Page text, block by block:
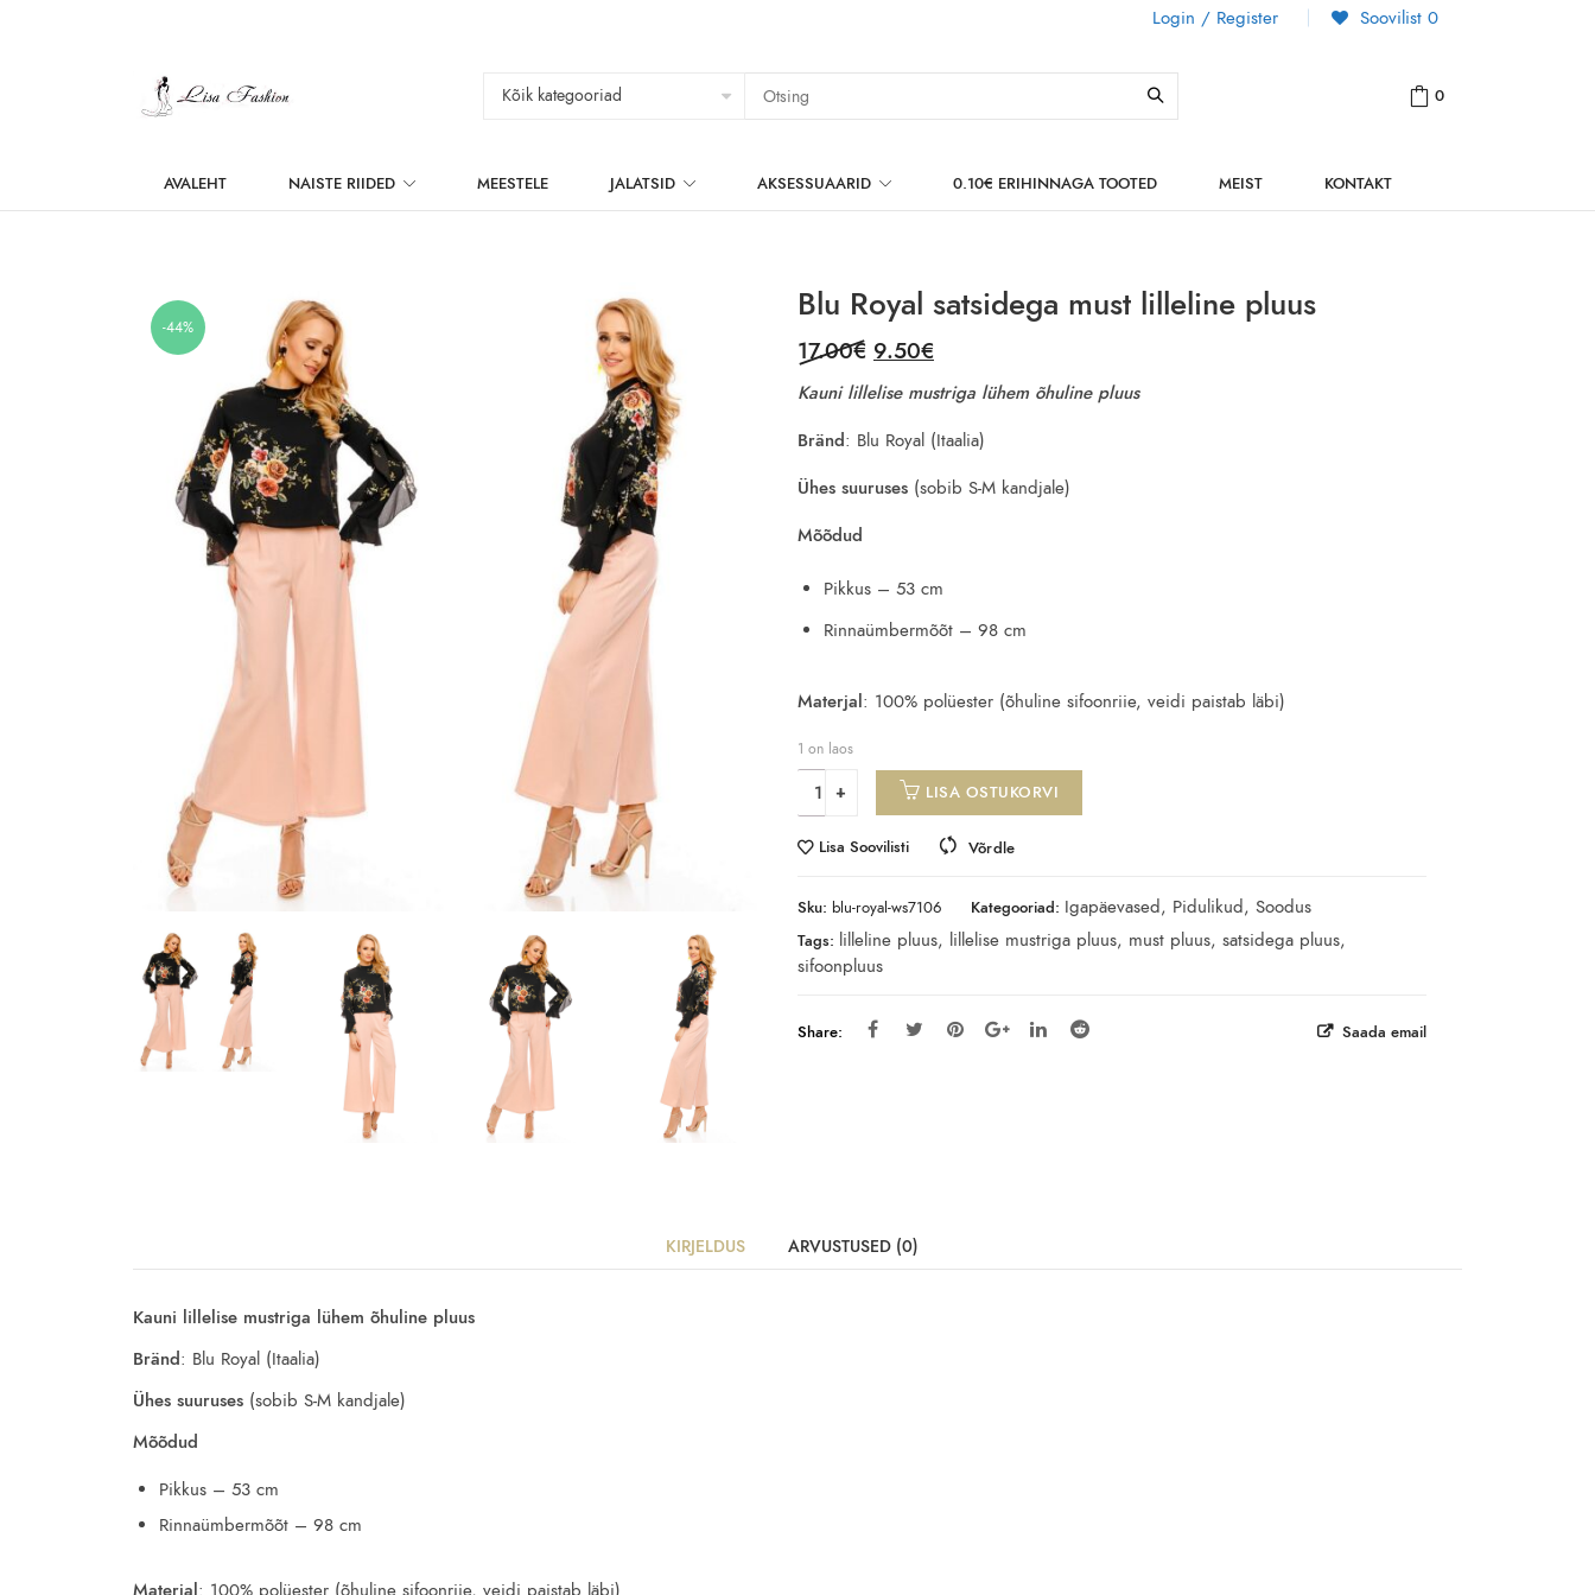
Login / Register Soovilist 0
0
AVALEHT NAISTE RIIDED MEESTELE JALATSID AKSESSUAARID 0.10€ ERIHINNAGA TOOTED MEIST KONTAKT
-44%
Blu Royal satsidega must lilleline pluus
17.00€ Original
price
17.00€.
9.50€
price
9.50€.
Kauni lillelise mustriga lühem õhuline pluus
Bränd: Blu Royal (Itaalia)
Ühes suuruses (sobib S-M kandjale)
Mõõdud
Pikkus – 53 cm
Rinnaümbermõõt – 98 cm
Materjal: 100% polüester (õhuline sifoonriie, veidi paistab läbi)
1 on laos
LISA OSTUKORVI
Lisa Soovilisti Võrdle
Sku: blu-royal-ws7106 Kategooriad: Igapäevased, Pidulikud, Soodus
Tags: lilleline pluus, lillelise mustriga pluus, must pluus, satsidega pluus,
sifoonpluus
Share: Saada email
KIRJELDUS ARVUSTUSED (0)
Kauni lillelise mustriga lühem õhuline pluus
Bränd: Blu Royal (Itaalia)
Ühes suuruses (sobib S-M kandjale)
Mõõdud
Pikkus – 53 cm
Rinnaümbermõõt – 98 cm